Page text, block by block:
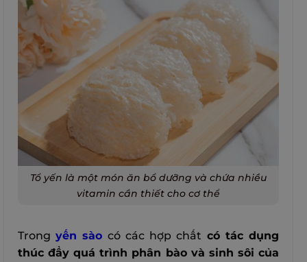
Tổ yến là một món ăn bổ dưỡng và chứa nhiều
vitamin cần thiết cho cơ thể
Trongyến sào có các hợp chất có tác dụng
thúc đẩy quá trình phân bào và sinh sôi của